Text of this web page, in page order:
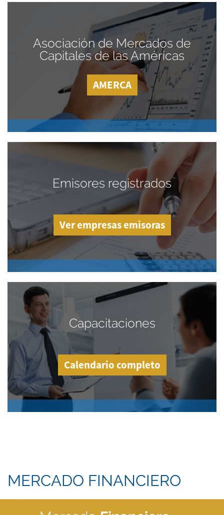
Asociación de Mercados de
Capitales de las Américas
AMERCA
Emisores registrados
Ver empresas emisoras
Capacitaciones
Calendario completo
MERCADO FINANCIERO